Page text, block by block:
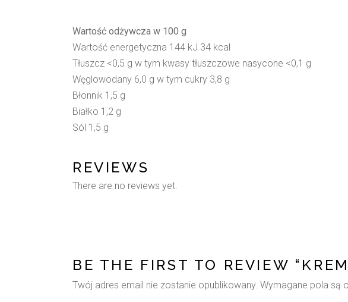
Wartość odżywcza w 100 g
Wartość energetyczna 144 kJ 34 kcal
Tłuszcz <0,5 g w tym kwasy tłuszczowe nasycone <0,1 g
Węglowodany 6,0 g w tym cukry 3,8 g
Błonnik 1,5 g
Białko 1,2 g
Sól 1,5 g
REVIEWS
There are no reviews yet.
BE THE FIRST TO REVIEW
Twój adres email nie zostanie opublikowany. Wymagane pola są